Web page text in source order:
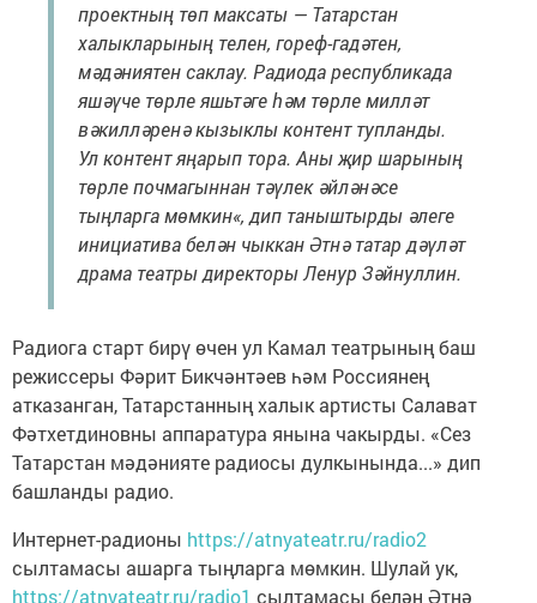
проектның төп максаты — Татарстан
халыкларының телен, гореф-гадәтен,
мәдәниятен саклау. Радиода республикада
яшәүче төрле яшьтәге һәм төрле милләт
вәкилләренә кызыклы контент тупланды.
Ул контент яңарып тора. Аны җир шарының
төрле почмагыннан тәүлек әйләнәсе
тыңларга мөмкин«, дип таныштырды әлеге
инициатива белән чыккан Әтнә татар дәүләт
драма театры директоры Ленур Зәйнуллин.
Радиога старт бирү өчен ул Камал театрының баш
режиссеры Фәрит Бикчәнтәев һәм Россиянең
атказанган, Татарстанның халык артисты Салават
Фәтхетдиновны аппаратура янына чакырды. «Сез
Татарстан мәдәнияте радиосы дулкынында...» дип
башланды радио.
Интернет-радионы https://atnyateatr.ru/radio2
сылтамасы ашарга тыңларга мөмкин. Шулай ук,
https://atnyateatr.ru/radio1 сылтамасы белән Әтнә